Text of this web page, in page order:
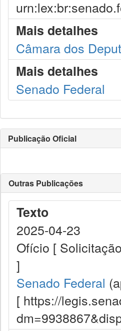
Mais detalhes
Câmara dos
Mais detalhes
Senado Federal
Publicação Oficial
Outras Publicações
Texto
2025-04-23
Ofício [
]
Senado Federal
[ https://